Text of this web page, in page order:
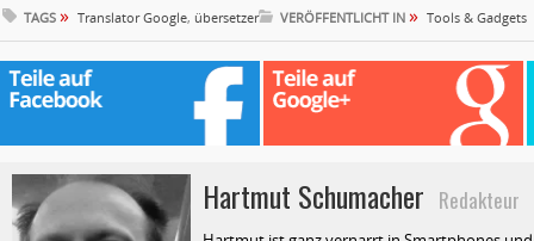
TAGS » Translator Google, übersetzer VERÖFFENTLICHT IN » Tools & Gadgets
Hartmut Schumacher Redakteur